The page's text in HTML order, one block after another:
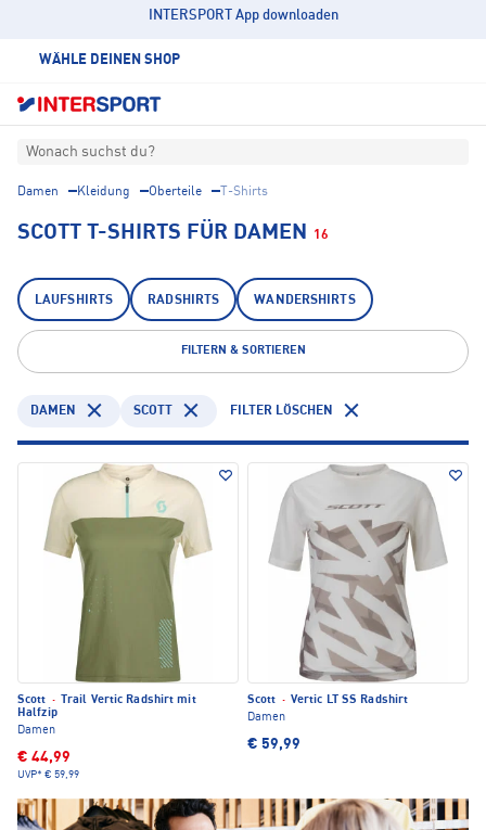
INTERSPORT App downloaden
WÄHLE DEINEN SHOP
Wonach suchst du?
Damen Kleidung Oberteile T-Shirts
SCOTT T-SHIRTS FÜR DAMEN 16
LAUFSHIRTS RADSHIRTS WANDERSHIRTS
FILTERN & SORTIEREN
DAMEN SCOTT FILTER LÖSCHEN
Scott ·
Trail Vertic Radshirt mit
Halfzip
Damen
€ 44,99
UVP* € 59,99
Scott · Vertic LT SS Radshirt
Damen
€ 59,99